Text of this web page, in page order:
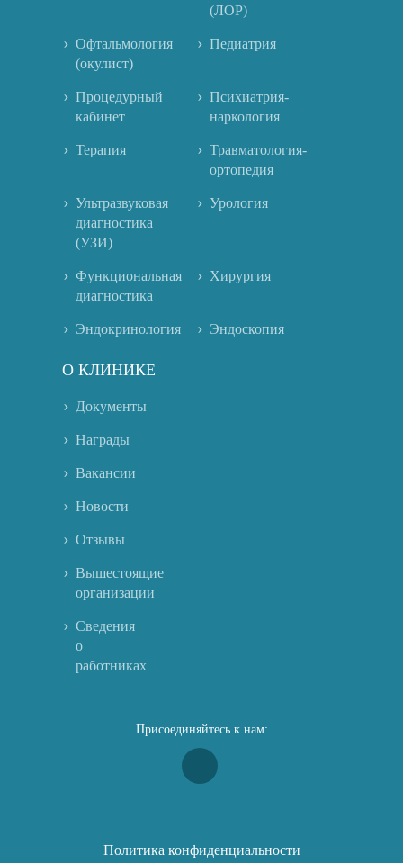
(ЛОР)
Офтальмология
(окулист)
Педиатрия
Процедурный
кабинет
Психиатрия-
наркология
Терапия
Травматология-
ортопедия
Ультразвуковая
диагностика
(УЗИ)
Урология
Функциональная
диагностика
Хирургия
Эндокринология Эндоскопия
О КЛИНИКЕ
Документы
Награды
Вакансии
Новости
Отзывы
Вышестоящие
организации
Сведения
о
работниках
Присоединяйтесь к нам:
Политика конфиденциальности